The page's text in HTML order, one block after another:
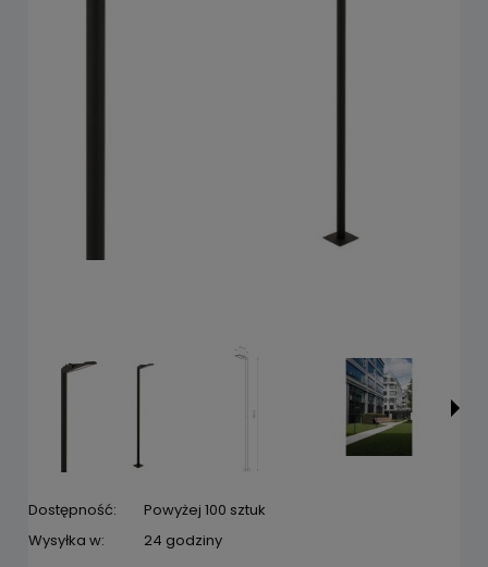
Dostępność:
Powyżej 100 sztuk
Wysyłka w:
24 godziny